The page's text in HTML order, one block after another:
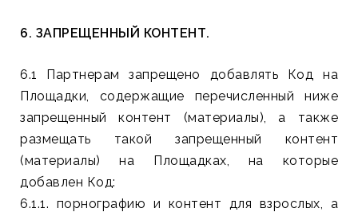
6. ЗАПРЕЩЕННЫЙ КОНТЕНТ.
6.1 Партнерам запрещено добавлять Код на
Площадки, содержащие перечисленный ниже
запрещенный контент (материалы), а также
размещать такой запрещенный контент
(материалы) на Площадках, на которые
добавлен Код:
6.1.1. порнографию и контент для взрослых, а